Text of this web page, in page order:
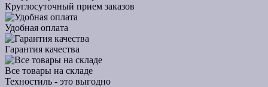
Круглосуточный прием заказов
Удобная оплата
Гарантия качества
Все товары на складе
Техностиль - это выгодно